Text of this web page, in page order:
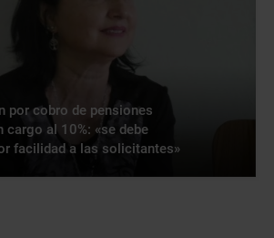
por cobro de pensiones
al 10%: «se debe
facilidad a las solicitantes»